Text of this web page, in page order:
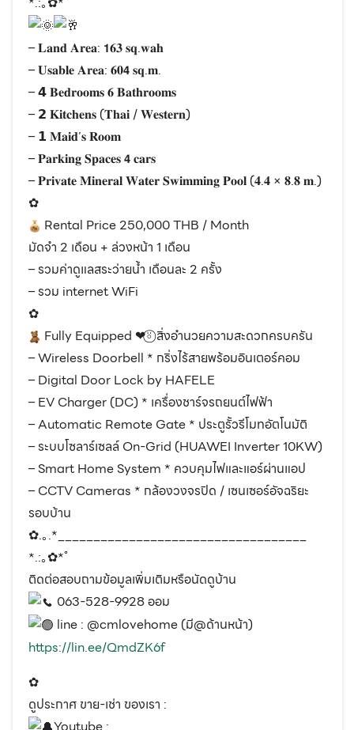
– 𝐋𝐚𝐧𝐝 𝐀𝐫𝐞𝐚: 𝟭𝟔𝟑 𝐬𝐪.𝐰𝐚𝐡
– 𝐔𝐬𝐚𝐛𝐥𝐞 𝐀𝐫𝐞𝐚: 𝟔𝟎𝟰 𝐬𝐪.𝐦.
– 𝟰 𝐁𝐞𝐝𝐫𝐨𝐨𝐦𝐬 𝟔 𝐁𝐚𝐭𝐡𝐫𝐨𝐨𝐦𝐬
– 𝟮 𝐊𝐢𝐭𝐜𝐡𝐞𝐧𝐬 (𝐓𝐡𝐚𝐢 / 𝐖𝐞𝐬𝐭𝐞𝐫𝐧)
– 𝟭 𝐌𝐚𝐢𝐝’𝐬 𝐑𝐨𝐨𝐦
– 𝐏𝐚𝐫𝐤𝐢𝐧𝐠 𝐒𝐩𝐚𝐜𝐞𝐬 𝟰 𝐜𝐚𝐫𝐬
– 𝐏𝐫𝐢𝐯𝐚𝐭𝐞 𝐌𝐢𝐧𝐞𝐫𝐚𝐥 𝐖𝐚𝐭𝐞𝐫 𝐒𝐰𝐢𝐦𝐦𝐢𝐧𝐠 𝐏𝐨𝐨𝐥 (𝟒.𝟒 × 𝟖.𝟖 𝐦.)
✿
Rental Price 250,000 THB / Month
มัดจำ 2 เดือน + ล่วงหน้า 1 เดือน
– รวมค่าดูแลสระว่ายน้ำ เดือนละ 2 ครั้ง
– รวม internet WiFi
✿
Fully Equipped ❤︎⍤⃝ สิ่งอำนวยความสะดวกครบครัน
– Wireless Doorbell * กริ่งไร้สายพร้อมอินเตอร์คอม
– Digital Door Lock by HAFELE
– EV Charger (DC) * เครื่องชาร์จรถยนต์ไฟฟ้า
– Automatic Remote Gate * ประตูรั้วรีโมทอัตโนมัติ
– ระบบโซลาร์เซลล์ On-Grid (HUAWEI Inverter 10KW)
– Smart Home System * ควบคุมไฟและแอร์ผ่านแอป
– CCTV Cameras * กล้องวงจรปิด / เซนเซอร์อัจฉริยะ
รอบบ้าน
✿.｡.*___________________________________
*.:｡✿*ﾟ
ติดต่อสอบถามข้อมูลเพิ่มเติมหรือนัดดูบ้าน
063-528-9928 ออม
line : @cmlovehome (มี@ด้านหน้า)
https://lin.ee/QmdZK6f
✿
ดูประกาศ ขาย-เช่า ของเรา :